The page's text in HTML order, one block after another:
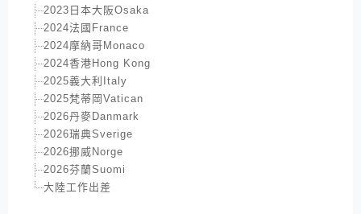
2023日本大阪Osaka
2024法國France
2024摩納哥Monaco
2024香港Hong Kong
2025義大利Italy
2025梵蒂岡Vatican
2026丹麥Danmark
2026瑞典Sverige
2026挪威Norge
2026芬蘭Suomi
大陸工作出差